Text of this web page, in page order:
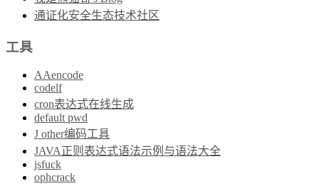
通证化安全生态技术社区
工具
AAencode
codelf
cron表达式在线生成
default pwd
J other编码工具
JAVA正则表达式语法示例与语法大全
jsfuck
ophcrack